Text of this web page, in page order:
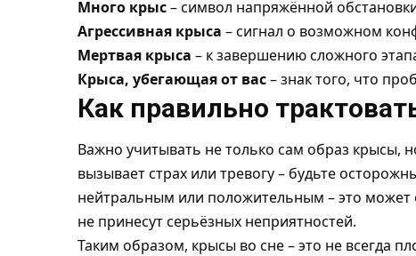
Много крыс– символ напряжённой
Агрессивная крыса – сигнал о возможном
Мертвая крыса – к завершению сложного
Крыса, убегающая от вас– знак того, что
Как правильно
Важно учитывать не только сам образ крысы,
вызывает страх или тревогу – будьте
нейтральным или положительным – это может
не принесут серьёзных неприятностей.
Таким образом, крысы во сне – это не всегда